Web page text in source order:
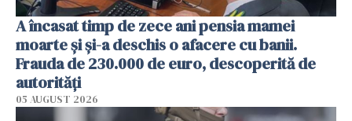
A încasat timp de zece ani pensia mamei
moarte și și-a deschis o afacere cu banii.
Frauda de 230.000 de euro, descoperită de
autorități
05 AUGUST 2026